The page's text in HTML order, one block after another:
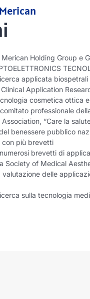
Holding Group e
applicata biospetrali
Application
cosmetica ottica
professionale
Association, “Care la
benessere pubblico
con più brevetti
brevetti di
Society of Medical
valutazione delle
sulla tecnologia